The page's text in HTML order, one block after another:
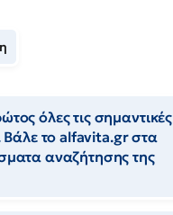
όλες τις σημαντικές
Βάλε το alfavita.gr στα
αναζήτησης της